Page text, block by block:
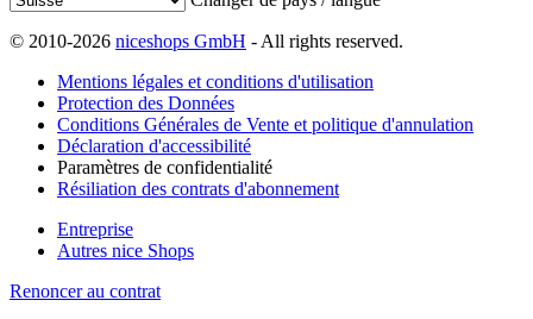
© 2010-2026 niceshops GmbH - All rights reserved.
Mentions légales et conditions d'utilisation
Protection des Données
Conditions Générales de Vente et politique d'annulation
Déclaration d'accessibilité
Paramètres de confidentialité
Résiliation des contrats d'abonnement
Entreprise
Autres nice Shops
Renoncer au contrat